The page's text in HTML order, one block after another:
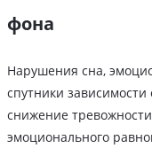
фона
Нарушения сна,
спутники
снижение
эмоционального